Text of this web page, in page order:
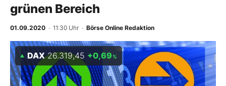
Finanz-Check
BO-Musterdepots
grünen Bereich
01.09.2020 · 11:30 Uhr · Börse Online Redaktion
DAX 26.319,45 +0,69 %